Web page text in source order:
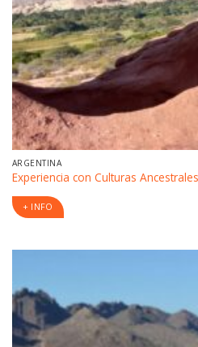
ARGENTINA
Experiencia con Culturas
+ INFO